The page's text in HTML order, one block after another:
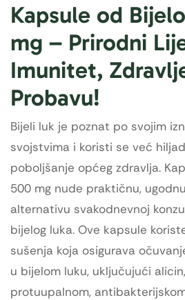
Kapsule od
mg – Prirodni
Imunitet,
Probavu!
Bijeli luk je poznat po svojim
svojstvima i koristi se već
poboljšanje općeg zdravlja.
500 mg nude praktičnu,
alternativu svakodnevnoj
bijelog luka. Ove kapsule
sušenja koja osigurava
u bijelom luku, uključujući
protuupalnom,